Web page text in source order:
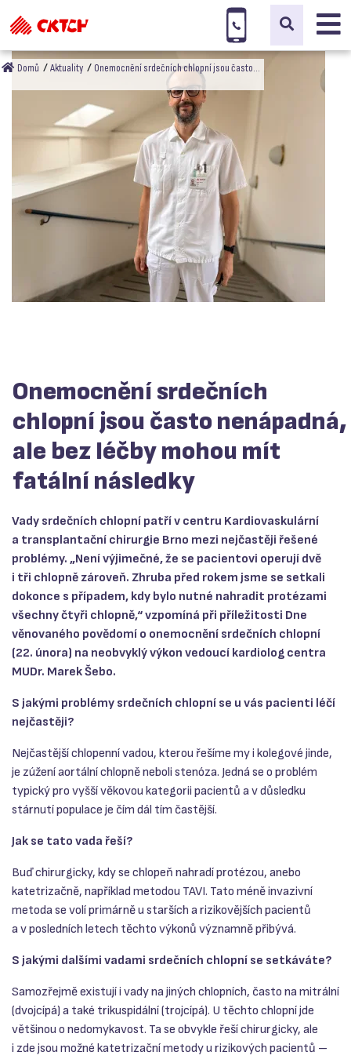
Domů Aktuality Onemocnění srdečních chlopní jsou často…
Onemocnění srdečních
chlopní jsou často nenápadná,
ale bez léčby mohou mít
fatální následky
Vady srdečních chlopní patří v centru Kardiovaskulární
a transplantační chirurgie Brno mezi nejčastěji řešené
problémy. „Není výjimečné, že se pacientovi operují dvě
i tři chlopně zároveň. Zhruba před rokem jsme se setkali
dokonce s případem, kdy bylo nutné nahradit protézami
všechny čtyři chlopně,“ vzpomíná při příležitosti Dne
věnovaného povědomí o onemocnění srdečních chlopní
(22. února) na neobvyklý výkon vedoucí kardiolog centra
MUDr. Marek Šebo.
S jakými problémy srdečních chlopní se u vás pacienti léčí
nejčastěji?
Nejčastější chlopenní vadou, kterou řešíme my i kolegové jinde,
je zúžení aortální chlopně neboli stenóza. Jedná se o problém
typický pro vyšší věkovou kategorii pacientů a v důsledku
stárnutí populace je čím dál tím častější.
Jak se tato vada řeší?
Buď chirurgicky, kdy se chlopeň nahradí protézou, anebo
katetrizačně, například metodou TAVI. Tato méně invazivní
metoda se volí primárně u starších a rizikovějších pacientů
a v posledních letech těchto výkonů významně přibývá.
S jakými dalšími vadami srdečních chlopní se setkáváte?
Samozřejmě existují i vady na jiných chlopních, často na mitrální
(dvojcípá) a také trikuspidální (trojcípá). U těchto chlopní jde
většinou o nedomykavost. Ta se obvykle řeší chirurgicky, ale
i zde jsou možné katetrizační metody u rizikových pacientů –